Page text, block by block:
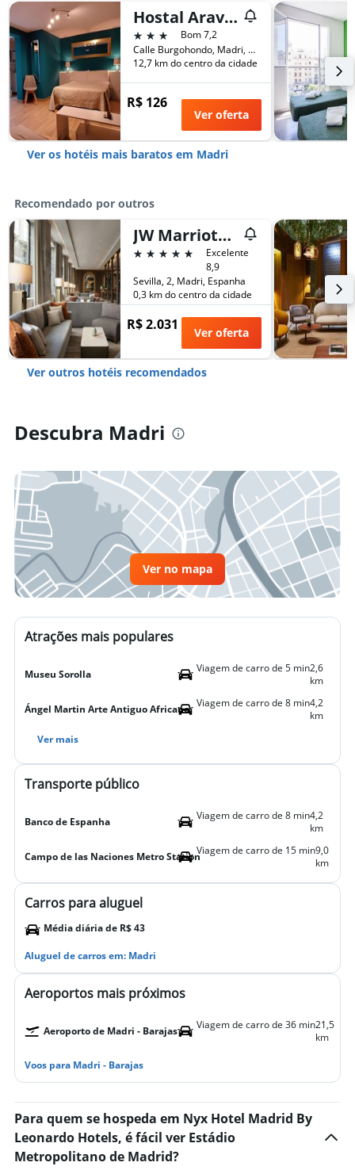
Hostal Aravaca
3 estrelasBom 7,2
Calle Burgohondo, Madri, Espanha
12,7 km do centro da cidade
R$ 126
Ver oferta
Ver os hotéis mais baratos em Madri
Recomendado por outros
JW Marriott Hotel Madrid
5 estrelas
Excelente
8,9
Sevilla, 2, Madri, Espanha
0,3 km do centro da cidade
R$ 2.031 Ver oferta
Ver outros hotéis recomendados
Descubra Madri
Ver no mapa
Atrações mais populares
Museu Sorolla Viagem de carro de 5 min2,6
km
Ángel Martin Arte Antiguo Africano Viagem de carro de 8 min4,2
km
Ver mais
Transporte público
Banco de Espanha Viagem de carro de 8 min4,2
km
Campo de las Naciones Metro StationViagem de carro de 15 min9,0
km
Carros para aluguel
Média diária de R$ 43
Aluguel de carros em: Madri
Aeroportos mais próximos
Aeroporto de Madri - Barajas Viagem de carro de 36 min21,5
km
Voos para Madri - Barajas
Para quem se hospeda em Nyx Hotel Madrid By
Leonardo Hotels, é fácil ver Estádio
Metropolitano de Madrid?